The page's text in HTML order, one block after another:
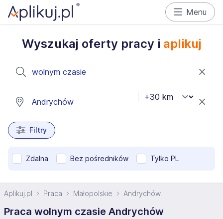
Menu
Wyszukaj oferty pracy i aplikuj
Filtry
Zdalna Bez pośredników Tylko PL
Aplikuj.pl Praca Małopolskie Andrychów
Praca wolnym czasie Andrychów